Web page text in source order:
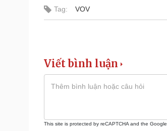
Tag: VOV
Viết bình luận
This site is protected by reCAPTCHA and the Google